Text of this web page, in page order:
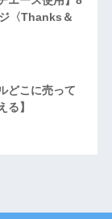
〈Thanks＆
どこに売って
る】